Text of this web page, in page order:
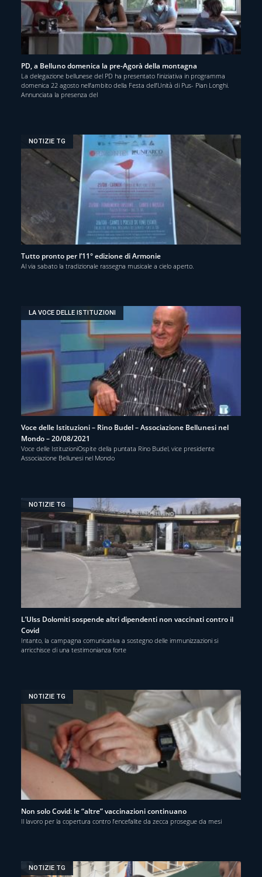
PD, a Belluno domenica la pre-Agorà della montagna
La delegazione bellunese del PD ha presentato l’iniziativa in programma
domenica 22 agosto nell’ambito della Festa dell’Unità di Pus- Pian Longhi.
Annunciata la presenza del
NOTIZIE TG
Tutto pronto per l’11° edizione di Armonie
Al via sabato la tradizionale rassegna musicale a cielo aperto.
LA VOCE DELLE ISTITUZIONI
Voce delle Istituzioni – Rino Budel – Associazione Bellunesi nel
Mondo – 20/08/2021
Voce delle IstituzioniOspite della puntata Rino Budel, vice presidente
Associazione Bellunesi nel Mondo
NOTIZIE TG
L’Ulss Dolomiti sospende altri dipendenti non vaccinati contro il
Covid
Intanto, la campagna comunicativa a sostegno delle immunizzazioni si
arricchisce di una testimonianza forte
NOTIZIE TG
Non solo Covid: le “altre” vaccinazioni continuano
Il lavoro per la copertura contro l’encefalite da zecca prosegue da mesi
NOTIZIE TG